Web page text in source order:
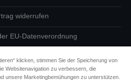
widerrufen
EU-Datenverordnung
zu Cookies
klicken, stimmen Sie der Speicherung von
Websitenavigation zu verbessern, die
unsere Marketingbemühungen zu unterstützen.